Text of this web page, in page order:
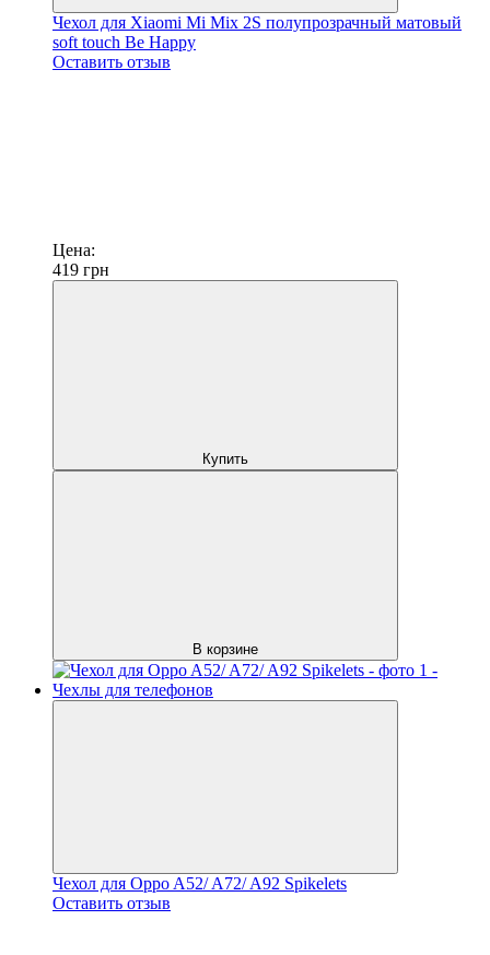
Чехол для Xiaomi Mi Mix 2S полупрозрачный матовый
soft touch Be Happy
Оставить отзыв
Цена:
419 грн
Купить
В корзине
Чехол для Oppo A52/ A72/ A92 Spikelets
Оставить отзыв